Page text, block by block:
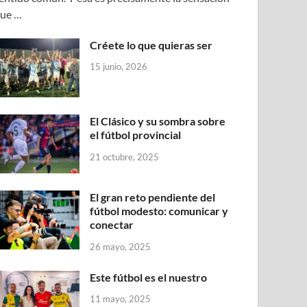
…
Créete lo que quieras ser
15 junio, 2026
El Clásico y su sombra sobre
el fútbol provincial
21 octubre, 2025
El gran reto pendiente del
fútbol modesto: comunicar y
conectar
26 mayo, 2025
Este fútbol es el nuestro
11 mayo, 2025